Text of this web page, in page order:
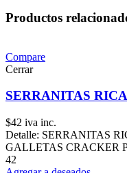
Productos
Compare
Cerrar
SERRANITAS
$42 iva inc.
Detalle: SERRANITAS
GALLETAS CRACKER
42